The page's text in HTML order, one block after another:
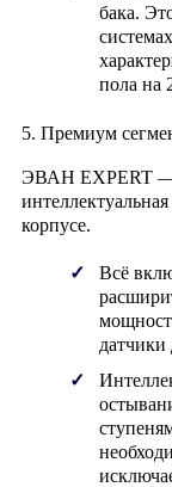
бака.
пола на
5. Премиум
ЭВАН EXPERT —
корпусе.
Всё
датчики